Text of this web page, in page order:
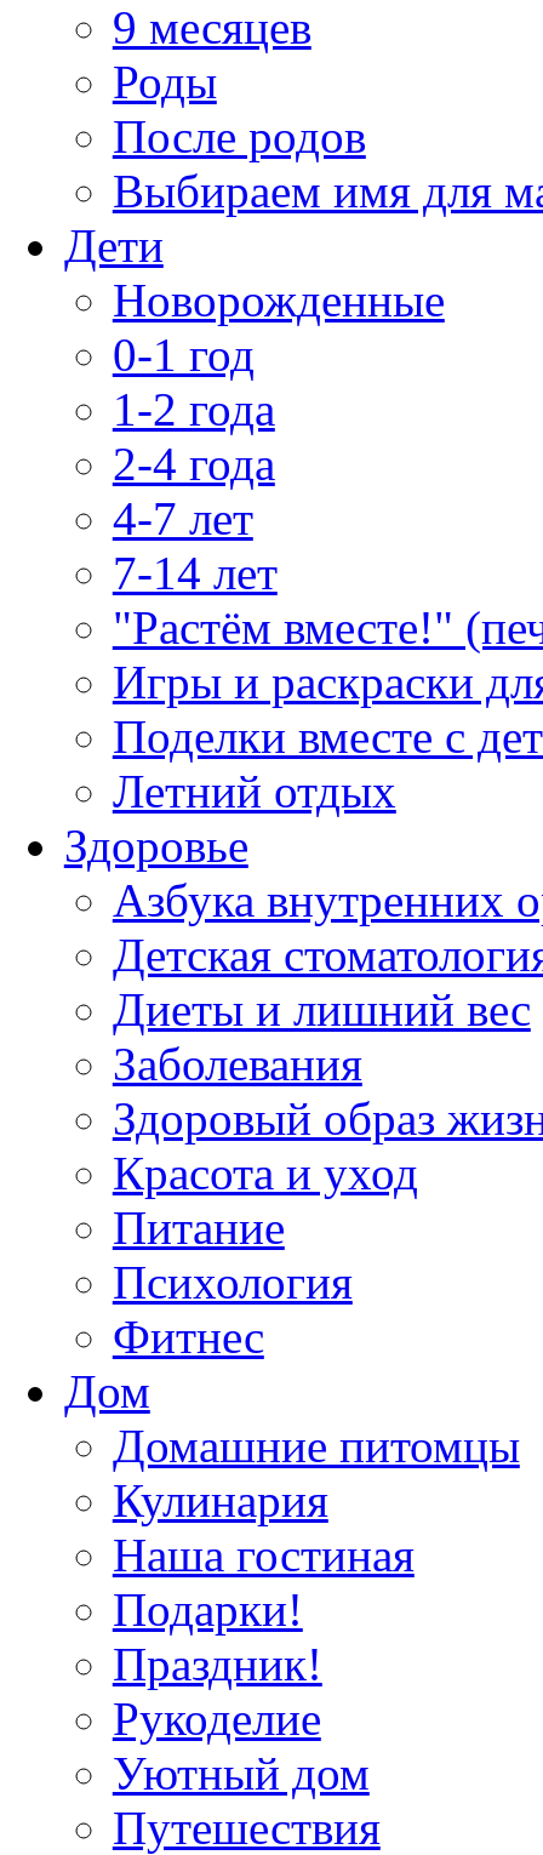
9 месяцев
Роды
После родов
Выбираем имя для
Дети
Новорожденные
0-1 год
1-2 года
2-4 года
4-7 лет
7-14 лет
"Растём вместе!"
Игры и раскраски
Поделки вместе с
Летний отдых
Здоровье
Азбука внутренних
Детская
Диеты и лишний вес
Заболевания
Здоровый образ
Красота и уход
Питание
Психология
Фитнес
Дом
Домашние питомцы
Кулинария
Наша гостиная
Подарки!
Праздник!
Рукоделие
Уютный дом
Путешествия